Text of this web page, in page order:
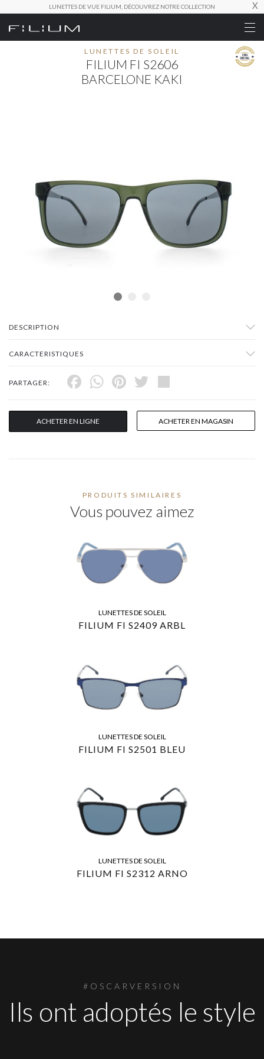
LUNETTES DE VUE FILIUM, DÉCOUVREZ NOTRE COLLECTION X
LUNETTES DE SOLEIL
FILIUM FI S2606
BARCELONE KAKI
DESCRIPTION
CARACTERISTIQUES
PARTAGER: Facebook
WhatsApp
Pinterest
Twitter
ACHETER EN LIGNE ACHETER EN MAGASIN
PRODUITS SIMILAIRES
Vous pouvez aimez
LUNETTES DE SOLEIL
FILIUM FI S2409 ARBL
LUNETTES DE SOLEIL
FILIUM FI S2501 BLEU
LUNETTES DE SOLEIL
FILIUM FI S2312 ARNO
#OSCARVERSION
Ils ont adoptés le style